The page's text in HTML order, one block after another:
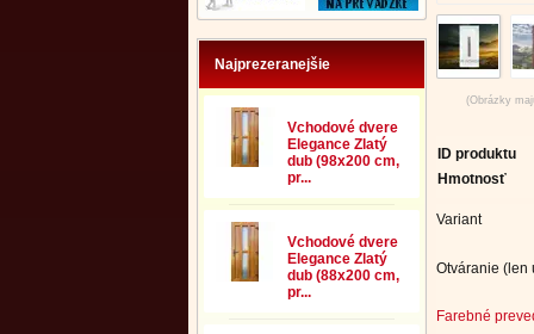
Najprezeranejšie
Vchodové dvere
Elegance Zlatý
dub (98x200 cm,
pr...
Vchodové dvere
Elegance Zlatý
dub (88x200 cm,
pr...
(Obrázky
ID produktu
Hmotnosť
Variant
Otváranie (len
Farebné